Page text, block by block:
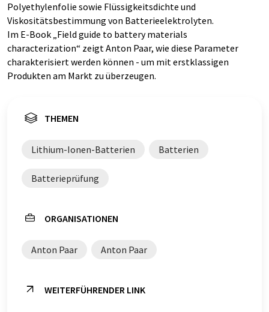
Polyethylenfolie sowie Flüssigkeitsdichte und
Viskositätsbestimmung von Batterieelektrolyten.
Im E-Book „Field guide to battery materials
characterization“ zeigt Anton Paar, wie diese Parameter
charakterisiert werden können - um mit erstklassigen
Produkten am Markt zu überzeugen.
THEMEN
Lithium-Ionen-Batterien Batterien
Batterieprüfung
ORGANISATIONEN
Anton Paar Anton Paar
WEITERFÜHRENDER LINK